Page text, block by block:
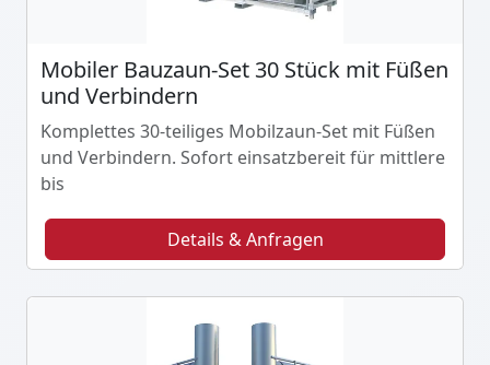
Mobiler Bauzaun-Set 30 Stück mit Füßen
und Verbindern
Komplettes 30-teiliges Mobilzaun-Set mit Füßen
und Verbindern. Sofort einsatzbereit für mittlere
bis
Details & Anfragen